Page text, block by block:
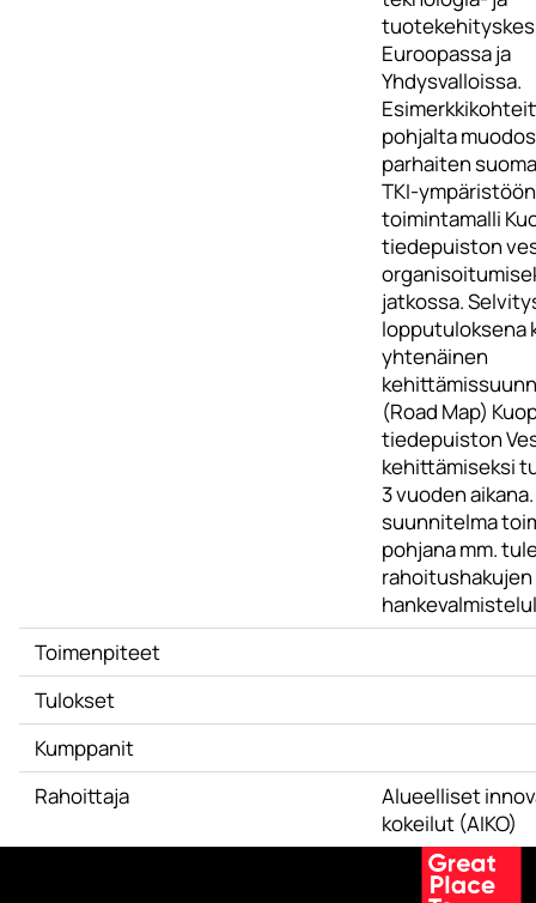
Euroopassa ja
Yhdysvalloissa.
pohjalta
parhaiten
TKI-
toimintamalli
tiedepuiston
jatkossa.
lopputuloksena
yhtenäinen
(Road Map)
tiedepuiston
kehittämiseksi
3 vuoden
suunnitelma
pohjana mm.
rahoitushakujen
Toimenpiteet
Tulokset
Kumppanit
Rahoittaja
Alueelliset
kokeilut (AIKO)